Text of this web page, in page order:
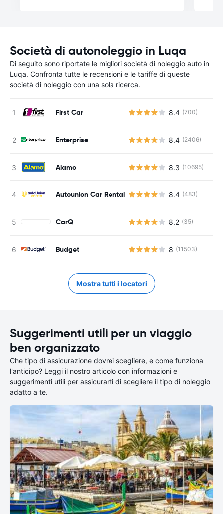
Società di autonoleggio in Luqa
Di seguito sono riportate le migliori società di noleggio auto in
Luqa. Confronta tutte le recensioni e le tariffe di queste
società di noleggio con una sola ricerca.
First Car 8.4 (700)
Enterprise 8.4 (2406)
Alamo 8.3 (10695)
Autounion Car Rental 8.4 (483)
CarQ 8.2 (35)
Budget 8 (11503)
Mostra tutti i locatori
Suggerimenti utili per un viaggio
ben organizzato
Che tipo di assicurazione dovrei scegliere, e come funziona
l'anticipo? Leggi il nostro articolo con informazioni e
suggerimenti utili per assicurarti di scegliere il tipo di noleggio
adatto a te.